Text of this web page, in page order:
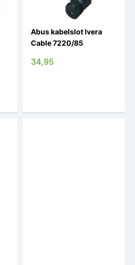
Abus kabelslot Ivera
Cable 7220/85
34,95